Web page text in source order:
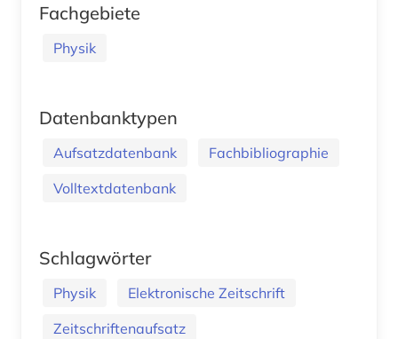
Fachgebiete
Physik
Datenbanktypen
Aufsatzdatenbank
Fachbibliographie
Volltextdatenbank
Schlagwörter
Physik
Elektronische Zeitschrift
Zeitschriftenaufsatz